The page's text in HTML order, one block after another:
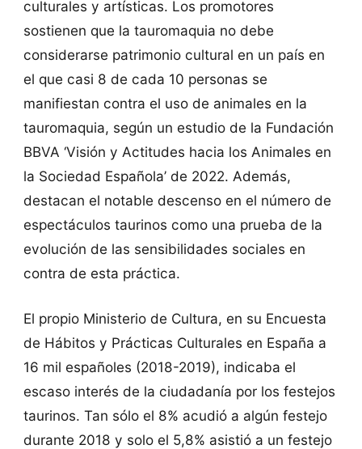
culturales y artísticas. Los promotores
sostienen que la tauromaquia no debe
considerarse patrimonio cultural en un país en
el que casi 8 de cada 10 personas se
manifiestan contra el uso de animales en la
tauromaquia, según un estudio de la Fundación
BBVA ‘Visión y Actitudes hacia los Animales en
la Sociedad Española’ de 2022. Además,
destacan el notable descenso en el número de
espectáculos taurinos como una prueba de la
evolución de las sensibilidades sociales en
contra de esta práctica.
El propio Ministerio de Cultura, en su Encuesta
de Hábitos y Prácticas Culturales en España a
16 mil españoles (2018-2019), indicaba el
escaso interés de la ciudadanía por los festejos
taurinos. Tan sólo el 8% acudió a algún festejo
durante 2018 y solo el 5,8% asistió a un festejo